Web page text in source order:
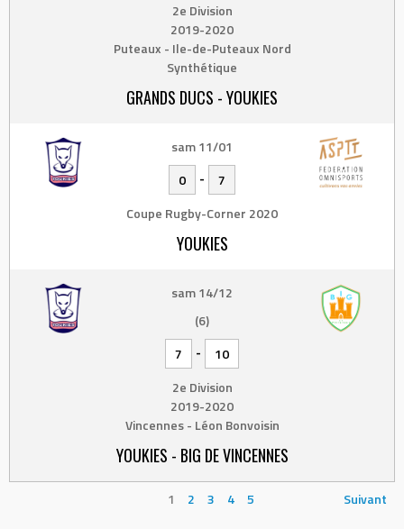
2e Division
2019-2020
Puteaux - Ile-de-Puteaux Nord
Synthétique
GRANDS DUCS - YOUKIES
sam 11/01
0
-
7
Coupe Rugby-Corner 2020
YOUKIES
sam 14/12
(6)
7
-
10
2e Division
2019-2020
Vincennes - Léon Bonvoisin
YOUKIES - BIG DE VINCENNES
1 2 3 4 5 Suivant